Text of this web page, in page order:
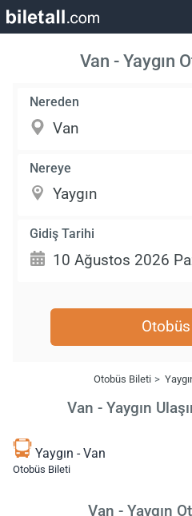
Van - Yaygın
Nereden
Nereye
Gidiş Tarihi
Otobüs Bileti
Van - Yaygın
Yaygın - Van
Otobüs Bileti
Van - Yaygın